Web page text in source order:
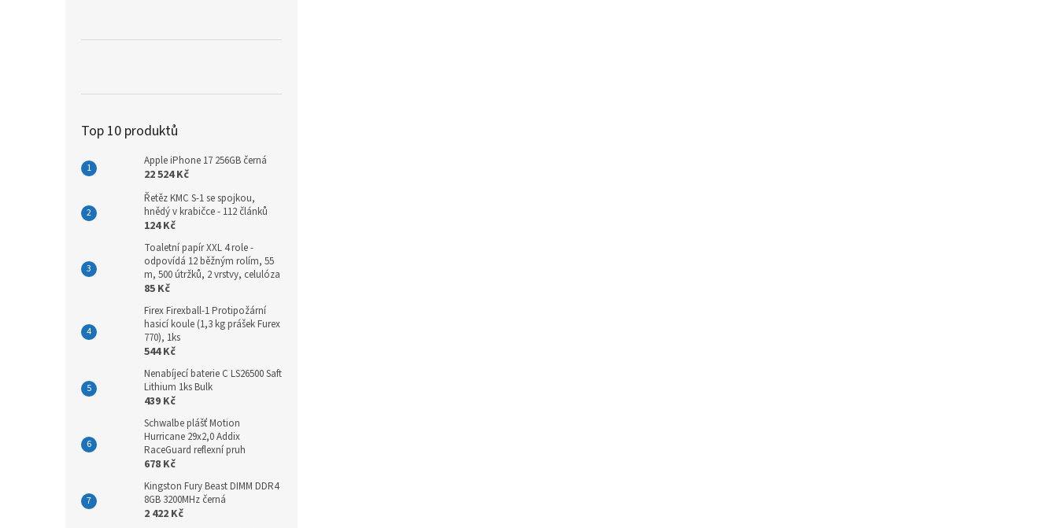
Top 10 produktů
Apple iPhone 17 256GB černá
22 524 Kč
Řetěz KMC S-1 se spojkou,
hnědý v krabičce - 112 článků
124 Kč
Toaletní papír XXL 4 role -
odpovídá 12 běžným rolím, 55
m, 500 útržků, 2 vrstvy, celulóza
85 Kč
Firex Firexball-1 Protipožární
hasicí koule (1,3 kg prášek Furex
770), 1ks
544 Kč
Nenabíjecí baterie C LS26500 Saft
Lithium 1ks Bulk
439 Kč
Schwalbe plášť Motion
Hurricane 29x2,0 Addix
RaceGuard reflexní pruh
678 Kč
Kingston Fury Beast DIMM DDR4
8GB 3200MHz černá
2 422 Kč